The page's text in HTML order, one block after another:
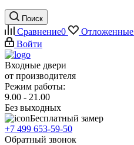
Поиск
Сравнение0 Отложенные
Войти
Входные двери
от производителя
Режим работы:
9.00 - 21.00
Без выходных
Бесплатный замер
+7 499 653-59-50
Обратный звонок